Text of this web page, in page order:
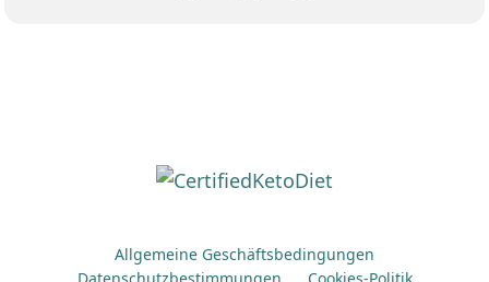
Allgemeine Geschäftsbedingungen